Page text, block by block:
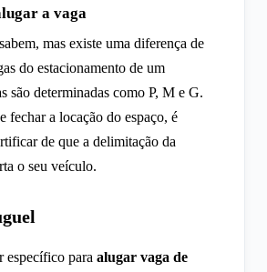
a vaga
mas existe uma diferença de
do estacionamento de um
são determinadas como P, M e G.
fechar a locação do espaço, é
de que a delimitação da
o seu veículo.
específico para alugar vaga de